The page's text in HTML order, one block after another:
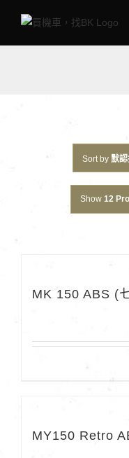
Sort by 默
Show 12
MK 150 ABS (
MY150 Retro